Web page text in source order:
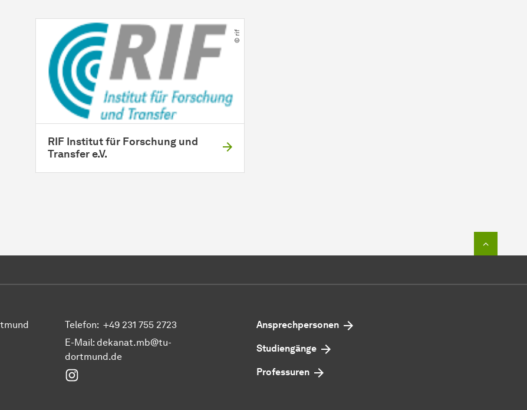
© rif
RIF Institut für Forschung und
Transfer e.V.
Telefon: +49 231 755 2723
E-Mail: dekanat.mb@tu-
dortmund.de
Ansprechpersonen
Studiengänge
Professuren